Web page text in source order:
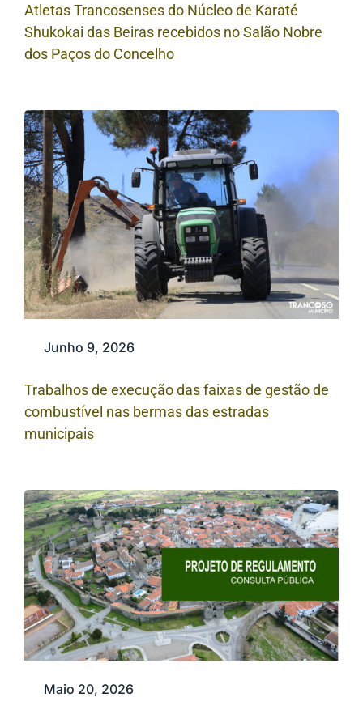
Atletas Trancosenses do Núcleo de Karaté
Shukokai das Beiras recebidos no Salão Nobre
dos Paços do Concelho
Junho 9, 2026
Trabalhos de execução das faixas de gestão de
combustível nas bermas das estradas
municipais
Maio 20, 2026